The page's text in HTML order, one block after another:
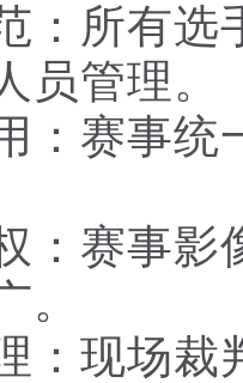
：所有
员管理。
：赛事
：赛事
。
：现场